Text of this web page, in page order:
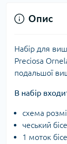
Опис
Набір для
Preciosa
подальшої
В набір
схема
чеський
1 моток